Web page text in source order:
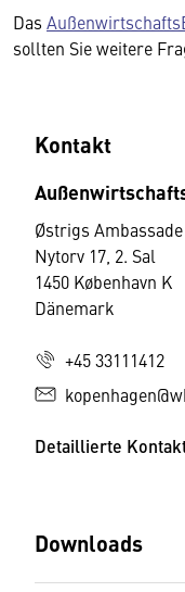
Das
sollten Sie weitere
Kontakt
Østrigs
Nytorv 17, 2. Sal
1450 København K
Dänemark
+45 33111412
Detaillierte
Downloads